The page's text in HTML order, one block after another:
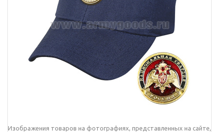
Изображения товаров на фотографиях, представленных на сайте,